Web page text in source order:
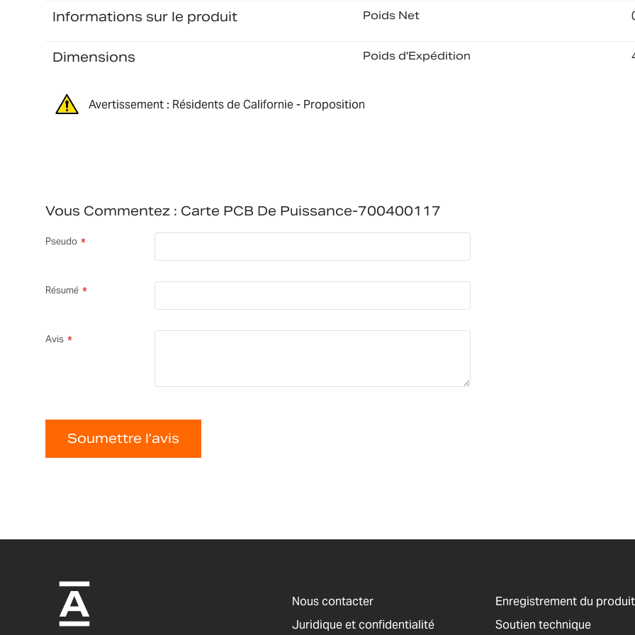
Informations sur le produit Poids Net
Dimensions Poids d'Expédition
Avertissement : Résidents de Californie - Proposition
Vous Commentez : Carte PCB De Puissance-700400117
Pseudo
Résumé
Avis
Soumettre l’avis
Nous contacter
Juridique et confidentialité
Enregistrement du produit
Soutien technique